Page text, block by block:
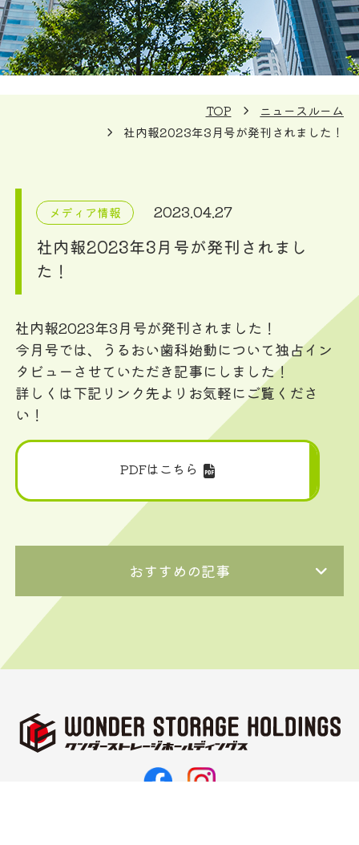
TOP
ニュースルーム
社内報2023年3月号が発刊されました！
メディア情報 2023.04.27
社内報2023年3月号が発刊されまし
た！
社内報2023年3月号が発刊されました！
今月号では、うるおい歯科始動について独占イン
タビューさせていただき記事にしました！
詳しくは下記リンク先よりお気軽にご覧くださ
い！
PDFはこちら
おすすめの記事